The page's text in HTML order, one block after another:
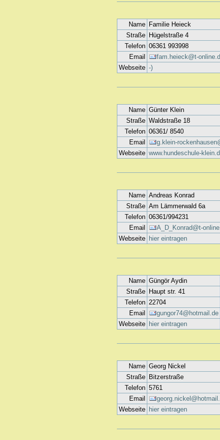
Name
Familie Heieck
Straße
Hügelstraße 4
Telefon 06361 993998
Email
fam.heieck@t-
Webseite -)
Name Günter Klein
Straße Waldstraße 18
Telefon 06361/ 8540
Email
g.klein-
Webseite www.hundeschule-
Name Andreas Konrad
Straße Am Lämmerwald 6a
Telefon 06361/994231
Email
A_D_Konrad@t-
Webseite
hier eintragen
Name Güngör Aydin
Straße
Haupt str. 41
Telefon 22704
Email
gungor74@hotmail.de
Webseite
hier eintragen
Name Georg Nickel
Straße
Bitzerstraße
Telefon 5761
Email
Webseite
hier eintragen